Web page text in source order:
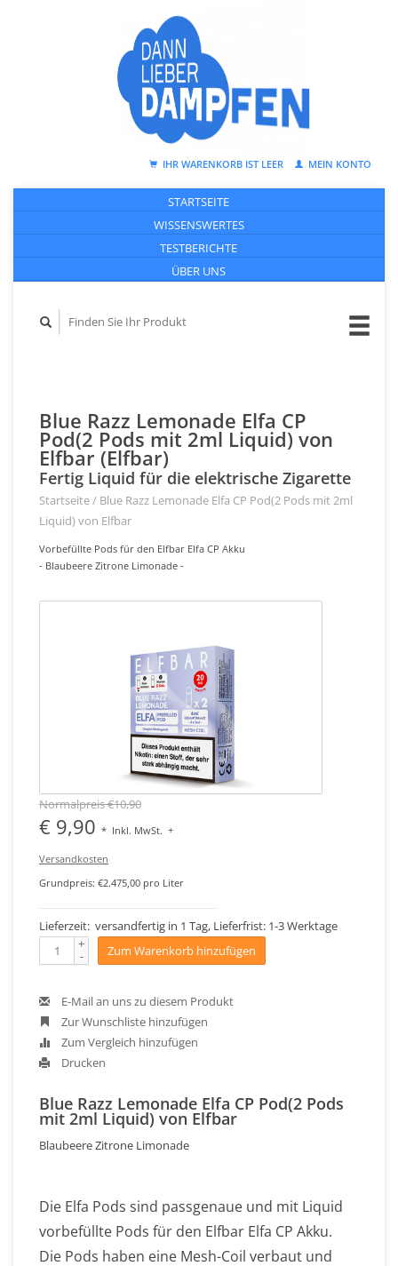
IHR WARENKORB IST LEER MEIN KONTO
STARTSEITE
WISSENSWERTES
TESTBERICHTE
ÜBER UNS
Blue Razz Lemonade Elfa CP
Pod(2 Pods mit 2ml Liquid) von
Elfbar (Elfbar)
Fertig Liquid für die elektrische Zigarette
Startseite/ Blue Razz Lemonade Elfa CP Pod(2 Pods mit 2ml
Liquid) von Elfbar
Vorbefüllte Pods für den Elfbar Elfa CP Akku
- Blaubeere Zitrone Limonade -
Normalpreis €10,90
€ 9,90 * Inkl. MwSt. +
Versandkosten
Grundpreis: €2.475,00 pro Liter
Lieferzeit: versandfertig in 1 Tag, Lieferfrist: 1-3 Werktage
+
- Zum Warenkorb hinzufügen
E-Mail an uns zu diesem Produkt
Zur Wunschliste hinzufügen
Zum Vergleich hinzufügen
Drucken
Blue Razz Lemonade Elfa CP Pod(2 Pods
mit 2ml Liquid) von Elfbar
Blaubeere Zitrone Limonade
Die Elfa Pods sind passgenaue und mit Liquid
vorbefüllte Pods für den Elfbar Elfa CP Akku.
Die Pods haben eine Mesh-Coil verbaut und